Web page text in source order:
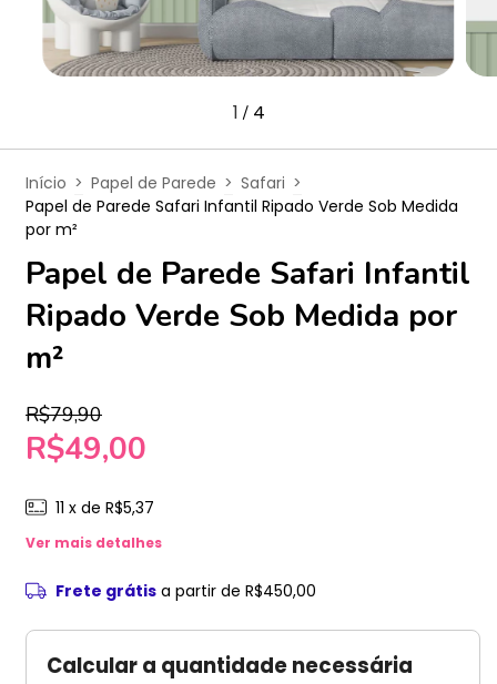
1/ 4
Início > Papel de Parede > Safari >
Papel de Parede Safari Infantil Ripado Verde Sob Medida
por m²
Papel de Parede Safari Infantil
Ripado Verde Sob Medida por
m²
R$79,90
R$49,00
11 x de R$5,37
Ver mais detalhes
Frete grátis a partir de R$450,00
Calcular a quantidade necessária